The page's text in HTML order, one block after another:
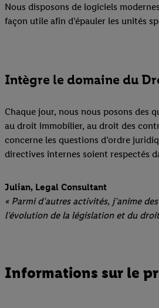
Nous disposons de logiciels
façon utile afin d’épauler les unités
Intègre le domaine du
Chaque jour, nous nous posons des
au droit immobilier, au droit des
concerne les questions d’ordre
directives internes soient respectés
Julian, Legal Consultant
« Parmi d’autres activités, j’anime
l’évolution de la législation et du
Informations sur le